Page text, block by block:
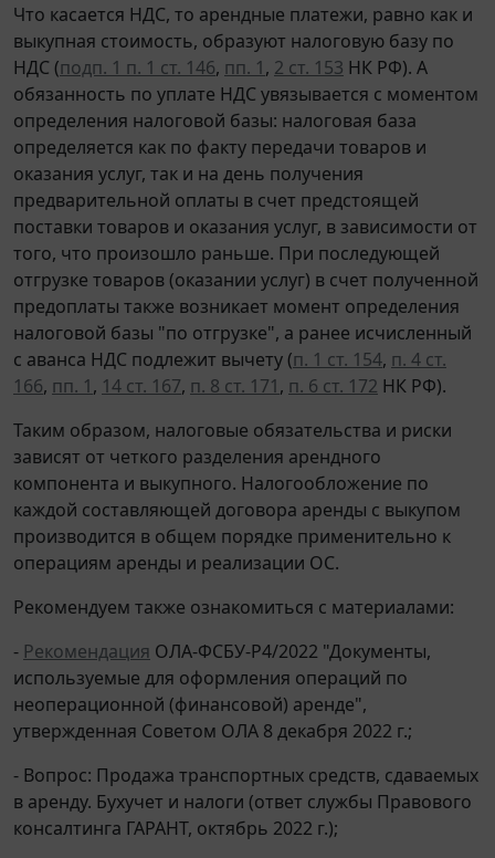
Что касается НДС, то арендные платежи, равно как и
выкупная стоимость, образуют налоговую базу по
НДС (подп. 1 п. 1 ст. 146, пп. 1, 2 ст. 153 НК РФ). А
обязанность по уплате НДС увязывается с моментом
определения налоговой базы: налоговая база
определяется как по факту передачи товаров и
оказания услуг, так и на день получения
предварительной оплаты в счет предстоящей
поставки товаров и оказания услуг, в зависимости от
того, что произошло раньше. При последующей
отгрузке товаров (оказании услуг) в счет полученной
предоплаты также возникает момент определения
налоговой базы "по отгрузке", а ранее исчисленный
с аванса НДС подлежит вычету (п. 1 ст. 154, п. 4 ст.
166, пп. 1, 14 ст. 167, п. 8 ст. 171, п. 6 ст. 172 НК РФ).
Таким образом, налоговые обязательства и риски
зависят от четкого разделения арендного
компонента и выкупного. Налогообложение по
каждой составляющей договора аренды с выкупом
производится в общем порядке применительно к
операциям аренды и реализации ОС.
Рекомендуем также ознакомиться с материалами:
- Рекомендация ОЛА-ФСБУ-Р4/2022 "Документы,
используемые для оформления операций по
неоперационной (финансовой) аренде",
утвержденная Советом ОЛА 8 декабря 2022 г.;
- Вопрос: Продажа транспортных средств, сдаваемых
в аренду. Бухучет и налоги (ответ службы Правового
консалтинга ГАРАНТ, октябрь 2022 г.);